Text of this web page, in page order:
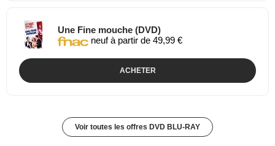
Une Fine mouche (DVD)
neuf à partir de 49,99 €
ACHETER
Voir toutes les offres DVD BLU-RAY